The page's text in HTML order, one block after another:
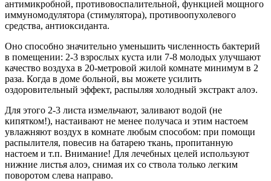
антимикробной, противовоспалительной, функцией мощного
иммуномодулятора (стимулятора), противоопухолевого
средства, антиоксиданта.
Оно способно значительно уменьшить численность бактерий
в помещении: 2-3 взрослых куста или 7-8 молодых улучшают
качество воздуха в 20-метровой жилой комнате минимум в 2
раза. Когда в доме больной, вы можете усилить
оздоровительный эффект, распыляя холодный экстракт алоэ.
Для этого 2-3 листа измельчают, заливают водой (не
кипятком!), настаивают не менее получаса и этим настоем
увлажняют воздух в комнате любым способом: при помощи
распылителя, повесив на батарею ткань, пропитанную
настоем и т.п. Внимание! Для лечебных целей используют
нижние листья алоэ, снимая их со ствола только легким
поворотом слева направо.